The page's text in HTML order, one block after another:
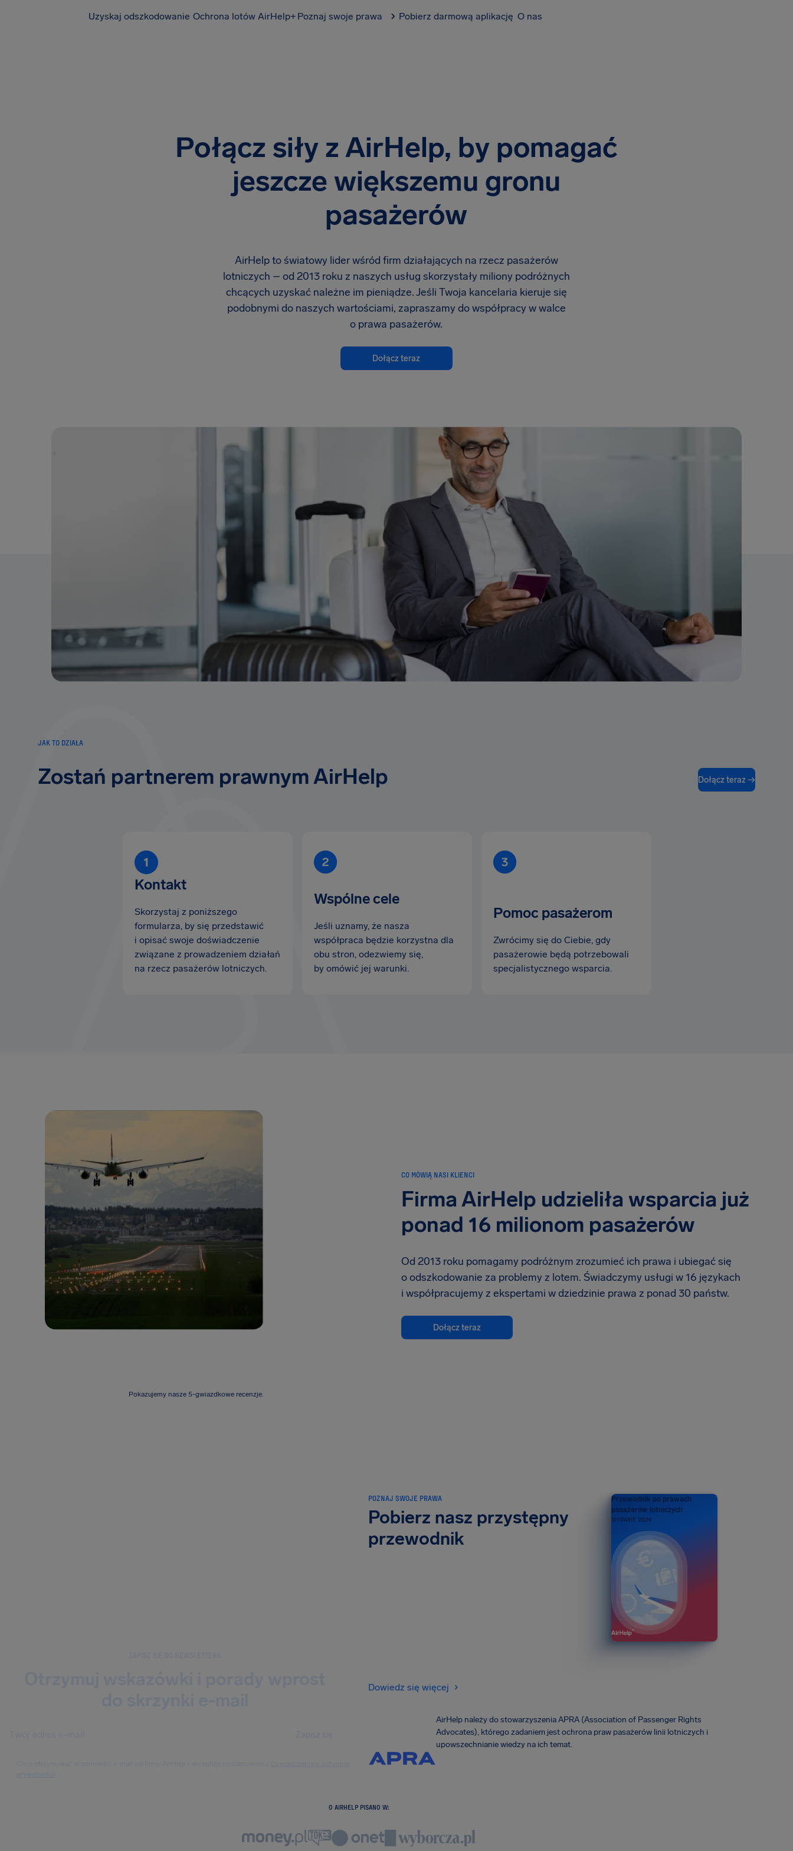
Uzyskaj odszkodowanie Ochrona lotów AirHelp+ Poznaj swoje prawa Pobierz darmową aplikację O nas
Połącz siły z AirHelp, by pomagać
jeszcze większemu gronu
pasażerów
AirHelp to światowy lider wśród firm działających na rzecz pasażerów
lotniczych – od 2013 roku z naszych usług skorzystały miliony podróżnych
chcących uzyskać należne im pieniądze. Jeśli Twoja kancelaria kieruje się
podobnymi do naszych wartościami, zapraszamy do współpracy w walce
o prawa pasażerów.
Dołącz teraz
JAK TO DZIAŁA
Zostań partnerem prawnym AirHelp Dołącz teraz →
Kontakt
Skorzystaj z poniższego
formularza, by się przedstawić
i opisać swoje doświadczenie
związane z prowadzeniem działań
na rzecz pasażerów lotniczych.
Wspólne cele
Jeśli uznamy, że nasza
współpraca będzie korzystna dla
obu stron, odezwiemy się,
by omówić jej warunki.
Pomoc pasażerom
Zwrócimy się do Ciebie, gdy
pasażerowie będą potrzebowali
specjalistycznego wsparcia.
Pokazujemy nasze 5-gwiazdkowe recenzje.
CO MÓWIĄ NASI KLIENCI
Firma AirHelp udzieliła wsparcia już
ponad 16 milionom pasażerów
Od 2013 roku pomagamy podróżnym zrozumieć ich prawa i ubiegać się
o odszkodowanie za problemy z lotem. Świadczymy usługi w 16 językach
i współpracujemy z ekspertami w dziedzinie prawa z ponad 30 państw.
Dołącz teraz
POZNAJ SWOJE PRAWA
Pobierz nasz przystępny
przewodnik
Dowiedz się więcej
Przewodnik po prawach
pasażerów lotniczych
WYDANIE 2026
AirHelp należy do stowarzyszenia APRA (Association of Passenger Rights
Advocates), którego zadaniem jest ochrona praw pasażerów linii lotniczych i
upowszechnianie wiedzy na ich temat.
O AIRHELP PISANO W: